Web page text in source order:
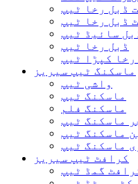
ڈبل رخا ٹیپ
ڈبل رخا ٹیپ
سائیڈ ٹیپ
ڈبل رخا ٹیپ
رخا کپڑا ٹیپ
ماسکنگ ٹیپ سیریز
واشی ٹیپ
ماسکنگ ٹیپ
ماسکنگ فلم
ماسکنگ ٹیپ
ماسکنگ ٹیپ
ماسکنگ ٹیپ
کرافٹ ٹیپ سیریز
گمڈ ٹیپ